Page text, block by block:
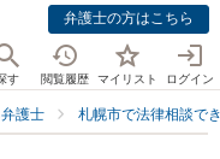
弁護士の方はこちら
す 閲覧履歴 マイリスト ログイン
護士 札幌市で法律相談で